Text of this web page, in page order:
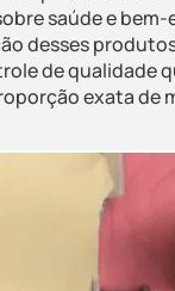
saúde e bem-
desses
de qualidade
exata de